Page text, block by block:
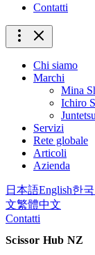
Contatti
Chi siamo
Marchi
Mina
Ichiro
Servizi
Rete globale
Articoli
Azienda
日本語English한
文繁體中文
Contatti
Scissor Hub NZ